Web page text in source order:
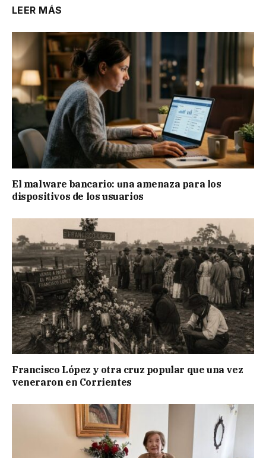
LEER MÁS
El malware bancario: una amenaza para los
dispositivos de los usuarios
Francisco López y otra cruz popular que una vez
veneraron en Corrientes